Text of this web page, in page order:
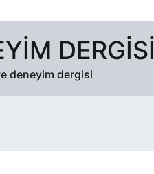
DERGISI
deneyim dergisi